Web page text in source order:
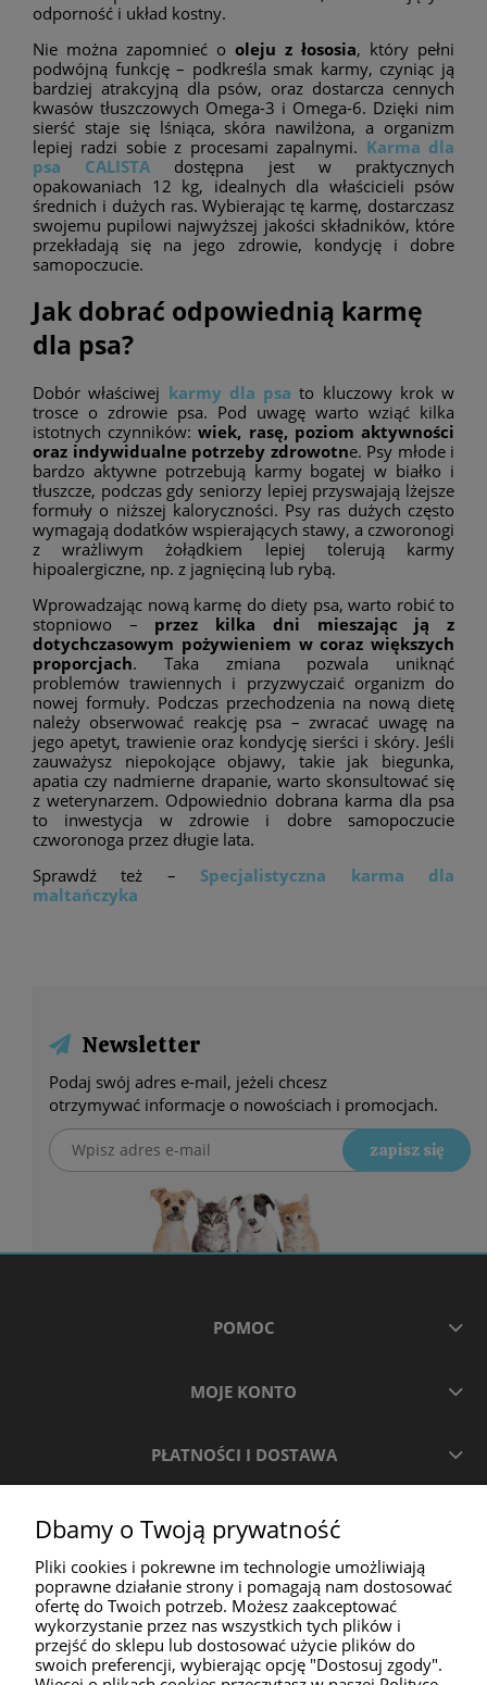
odporność i układ kostny.
Nie można zapomnieć o oleju z łososia, który pełni
podwójną funkcję – podkreśla smak karmy, czyniąc ją
bardziej atrakcyjną dla psów, oraz dostarcza cennych
kwasów tłuszczowych Omega-3 i Omega-6. Dzięki nim
sierść staje się lśniąca, skóra nawilżona, a organizm
lepiej radzi sobie z procesami zapalnymi. Karma dla
psa CALISTA dostępna jest w praktycznych
opakowaniach 12 kg, idealnych dla właścicieli psów
średnich i dużych ras. Wybierając tę karmę, dostarczasz
swojemu pupilowi najwyższej jakości składników, które
przekładają się na jego zdrowie, kondycję i dobre
samopoczucie.
Jak dobrać odpowiednią karmę
dla psa?
Dobór właściwej karmy dla psa to kluczowy krok w
trosce o zdrowie psa. Pod uwagę warto wziąć kilka
istotnych czynników:wiek, rasę, poziom aktywności
oraz indywidualne potrzeby zdrowotne. Psy młode i
bardzo aktywne potrzebują karmy bogatej w białko i
tłuszcze, podczas gdy seniorzy lepiej przyswajają lżejsze
formuły o niższej kaloryczności. Psy ras dużych często
wymagają dodatków wspierających stawy, a czworonogi
z wrażliwym żołądkiem lepiej tolerują karmy
hipoalergiczne, np. z jagnięciną lub rybą.
Wprowadzając nową karmę do diety psa, warto robić to
stopniowo – przez kilka dni mieszając ją z
dotychczasowym pożywieniem w coraz większych
proporcjach. Taka zmiana pozwala uniknąć
problemów trawiennych i przyzwyczaić organizm do
nowej formuły. Podczas przechodzenia na nową dietę
należy obserwować reakcję psa – zwracać uwagę na
jego apetyt, trawienie oraz kondycję sierści i skóry. Jeśli
zauważysz niepokojące objawy, takie jak biegunka,
apatia czy nadmierne drapanie, warto skonsultować się
z weterynarzem. Odpowiednio dobrana karma dla psa
to inwestycja w zdrowie i dobre samopoczucie
czworonoga przez długie lata.
Sprawdź też – Specjalistyczna karma dla
maltańczyka
Newsletter
Podaj swój adres e-mail, jeżeli chcesz
otrzymywać informacje o nowościach i promocjach.
zapisz się
POMOC
MOJE KONTO
PŁATNOŚCI I DOSTAWA
INFORMACJE
O NAS
Dbamy o Twoją prywatność
Pliki cookies i pokrewne im technologie umożliwiają
poprawne działanie strony i pomagają nam dostosować
ofertę do Twoich potrzeb. Możesz zaakceptować
wykorzystanie przez nas wszystkich tych plików i
przejść do sklepu lub dostosować użycie plików do
swoich preferencji, wybierając opcję "Dostosuj zgody".